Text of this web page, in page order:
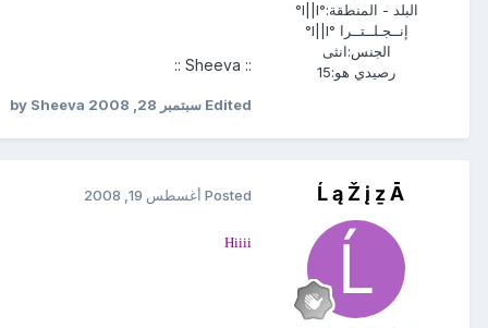
البلد - المنطقة:
°l||l°
إنــجـلــتــرا °l||l°
الجنس:انثى
رصيدي هو:15
:: Sheeva ::
Edited سبتمبر 28, 2008
Ĺ ą Ž į ẕ Ā
Posted أغسطس 19, 2008
Hiiii